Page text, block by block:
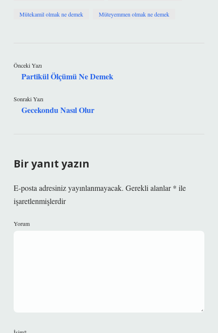
Mütekamil olmak ne demek Müteyemmen olmak ne demek
Önceki Yazı
Partikül Ölçümü Ne Demek
Sonraki Yazı
Gecekondu Nasıl Olur
Bir yanıt yazın
E-posta adresiniz yayınlanmayacak. Gerekli alanlar* ile
işaretlenmişlerdir
Yorum